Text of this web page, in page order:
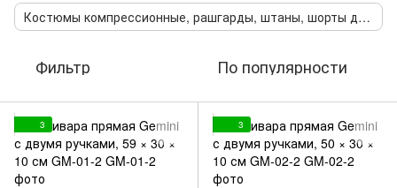
Костюмы компрессионные, рашгарды, штаны, шорты для мма и смешанных единоборств
Фильтр По популярности
3 3